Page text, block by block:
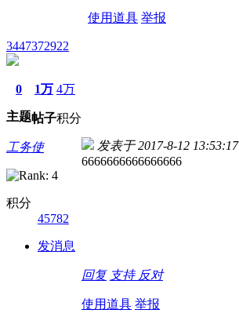
使用道具 举报
3447372922
0
主题
1万
帖子
4万
积分
工务使
积分
45782
发消息
发表于 2017-8-12 13:53:17
6666666666666666
回复 支持 反对
使用道具 举报